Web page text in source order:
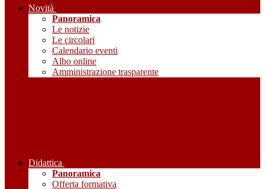
Novità
Panoramica
Le notizie
Le circolari
Calendario eventi
Albo online
Amministrazione trasparente
Didattica
Panoramica
Offerta formativa